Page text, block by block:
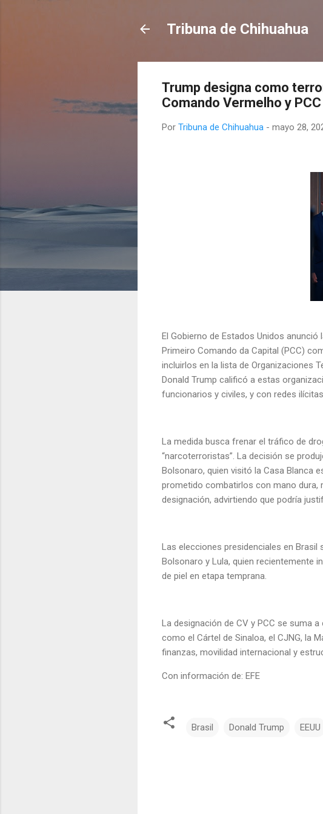
Tribuna de Chihuahua
Trump designa como
Comando Vermelho y PCC
Por Tribuna de Chihuahua - mayo 28,
El Gobierno de Estados Unidos
Primeiro Comando da Capital (PCC)
incluirlos en la lista de Organizaciones
Donald Trump calificó a estas
funcionarios y civiles, y con redes
La medida busca frenar el tráfico de
“narcoterroristas”. La decisión se
Bolsonaro, quien visitó la Casa Blanca
prometido combatirlos con mano dura,
designación, advirtiendo que podría
Las elecciones presidenciales en
Bolsonaro y Lula, quien recientemente
de piel en etapa temprana.
La designación de CV y PCC se suma
como el Cártel de Sinaloa, el CJNG, la
finanzas, movilidad internacional y
Con información de: EFE
Brasil Donald Trump EEUU